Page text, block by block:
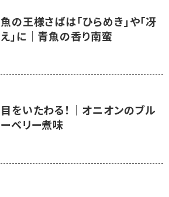
魚の王様さばは「ひらめき」や「冴
え」に｜青魚の香り南蛮
目をいたわる！｜オニオンのブル
ーベリー煮味